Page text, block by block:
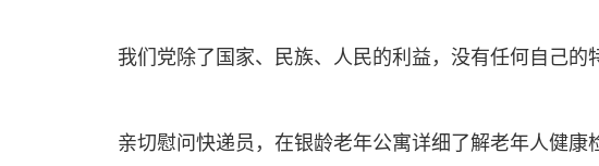
我们党除了国家、民族、人民的利益，没有任何自己的
亲切慰问快递员，在银龄老年公寓详细了解老年人健